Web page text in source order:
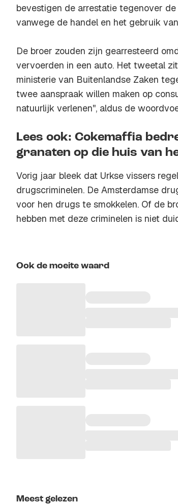
bevestigen de arrestatie tegenover
vanwege de handel en het gebruik
De broer zouden zijn gearresteerd
vervoerden in een auto. Het tweetal
ministerie van Buitenlandse Zaken
twee aanspraak willen maken op
natuurlijk verlenen'', aldus de
Lees ook: Cokemaffia
granaten op die huis van
Vorig jaar bleek dat Urkse vissers
drugscriminelen. De Amsterdamse
voor hen drugs te smokkelen. Of de
hebben met deze criminelen is niet
Ook de moeite waard
Meest gelezen